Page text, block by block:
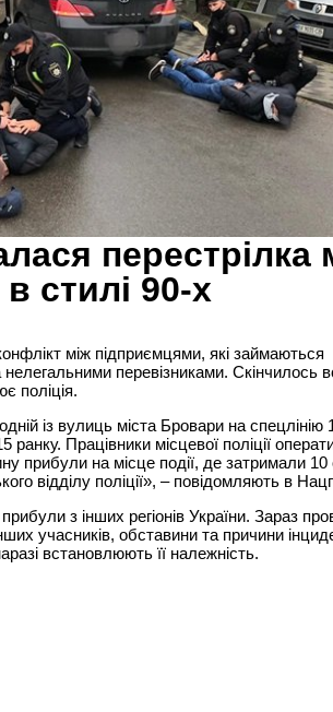
перестрілка
стилі 90-х
між підприємцями, які займаються
перевізниками. Скінчилось
поліція.
із вулиць міста Бровари на спецлінію
ранку. Працівники місцевої поліції
прибули на місце події, де затримали 10
відділу поліції», – повідомляють в
з інших регіонів України. Зараз
учасників, обставини та причини
встановлюють її належність.